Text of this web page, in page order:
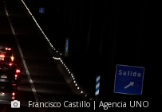
Francisco Castillo | Agencia UNO